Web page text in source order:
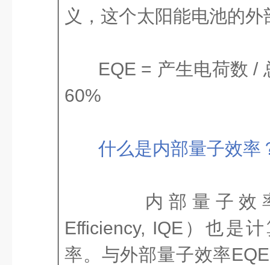
义，这个太阳能电池的
EQE = 产生电荷数 /
60%
什么是内部量子效率
内部量子效率
Efficiency, IQE）也是
率。与外部量子效率